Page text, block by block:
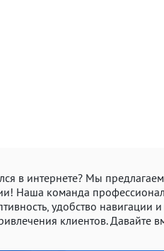
в интернете? Мы
Наша команда
удобство навигации
клиентов. Давайте